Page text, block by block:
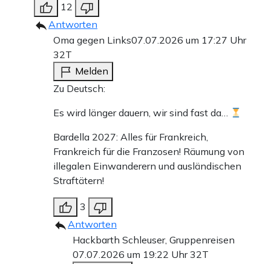
12
Antworten
Oma gegen Links07.07.2026 um 17:27 Uhr
32T
Melden
Zu Deutsch:
Es wird länger dauern, wir sind fast da…
Bardella 2027: Alles für Frankreich,
Frankreich für die Franzosen! Räumung von
illegalen Einwanderern und ausländischen
Straftätern!
3
Antworten
Hackbarth Schleuser, Gruppenreisen
07.07.2026 um 19:22 Uhr32T